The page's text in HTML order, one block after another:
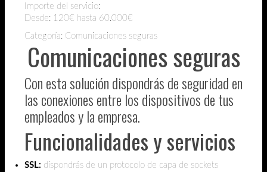
Importe del servicio:
Desde: 120€ hasta 60.000€
Categoría: Comunicaciones seguras
Comunicaciones seguras
Con esta solución dispondrás de seguridad en
las conexiones entre los dispositivos de tus
empleados y la empresa.
Funcionalidades y servicios
SSL: dispondrás de un protocolo de capa de sockets